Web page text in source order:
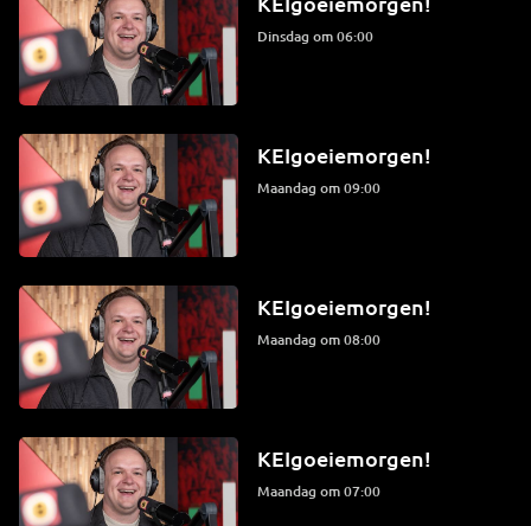
dinsdag om 06:00
KEIgoeiemorgen!
maandag om 09:00
KEIgoeiemorgen!
maandag om 08:00
KEIgoeiemorgen!
maandag om 07:00